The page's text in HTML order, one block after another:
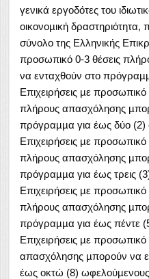
γενικά εργοδότες του
οικονοµική δραστηριότητα,
σύνολο της Ελληνικής
προσωπικό 0-3 θέσεις
να ενταχθούν στο
Επιχειρήσεις µε
πλήρους απασχόλησης
πρόγραµµα για έως δύο
Επιχειρήσεις µε
πλήρους απασχόλησης
πρόγραµµα για έως τρεις
Επιχειρήσεις µε
πλήρους απασχόλησης
πρόγραµµα για έως πέντε
Επιχειρήσεις µε
απασχόλησης µπορούν να
έως οκτώ (8)